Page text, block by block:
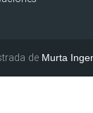
de Murta